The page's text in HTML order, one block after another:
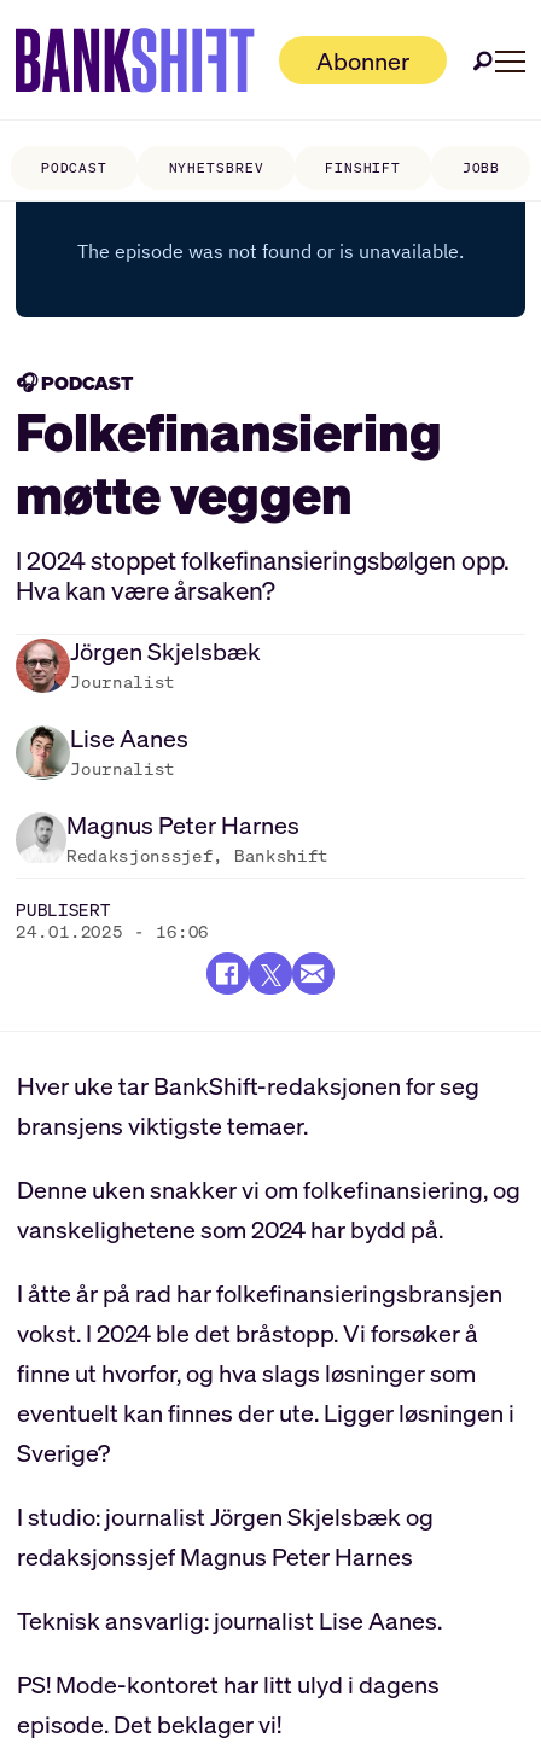
Abonner
PODCAST NYHETSBREV FINSHIFT JOBB
🎧 PODCAST
Folkefinansiering
møtte veggen
I 2024 stoppet folkefinansieringsbølgen opp.
Hva kan være årsaken?
JörgenSkjelsbæk
Journalist
LiseAanes
Journalist
Magnus PeterHarnes
Redaksjonssjef, Bankshift
PUBLISERT
24.01.2025 - 16:06
Hver uke tar BankShift-redaksjonen for seg
bransjens viktigste temaer.
Denne uken snakker vi om folkefinansiering, og
vanskelighetene som 2024 har bydd på.
I åtte år på rad har folkefinansierings­bransjen
vokst. I 2024 ble det bråstopp. Vi forsøker å
finne ut hvorfor, og hva slags løsninger som
eventuelt kan finnes der ute. Ligger løsningen i
Sverige?
I studio: journalist Jörgen Skjelsbæk og
redaksjonssjef Magnus Peter Harnes
Teknisk ansvarlig: journalist Lise Aanes.
PS! Mode-kontoret har litt ulyd i dagens
episode. Det beklager vi!